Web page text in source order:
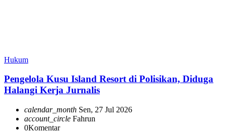
Hukum
Pengelola Kusu Island Resort di Polisikan, Diduga
Halangi Kerja Jurnalis
calendar_month Sen, 27 Jul 2026
account_circle Fahrun
0Komentar